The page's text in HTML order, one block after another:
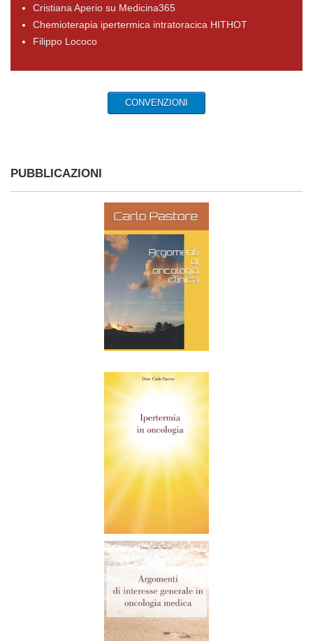
Cristiana Aperio su Medicina365
Chemioterapia ipertermica intratoracica HITHOT
Filippo Lococo
CONVENZIONI
PUBBLICAZIONI